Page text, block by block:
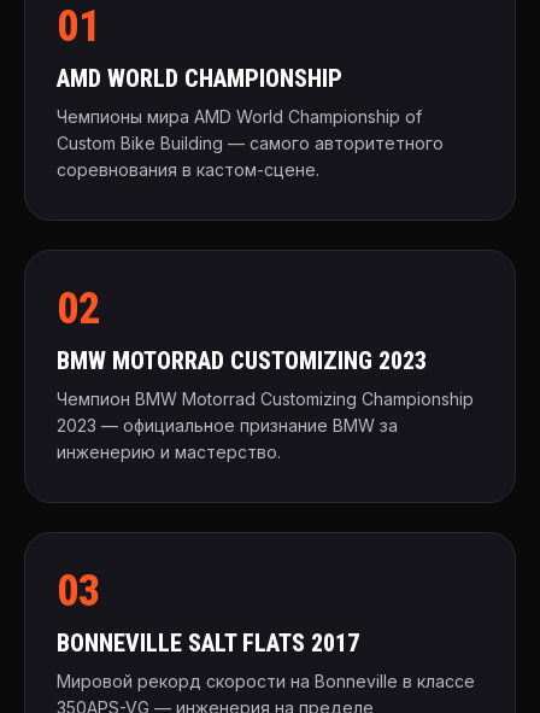
01
AMD WORLD CHAMPIONSHIP
Чемпионы мира AMD World Championship of
Custom Bike Building — самого авторитетного
соревнования в кастом-сцене.
02
BMW MOTORRAD CUSTOMIZING 2023
Чемпион BMW Motorrad Customizing Championship
2023 — официальное признание BMW за
инженерию и мастерство.
03
BONNEVILLE SALT FLATS 2017
Мировой рекорд скорости на Bonneville в классе
350APS-VG — инженерия на пределе